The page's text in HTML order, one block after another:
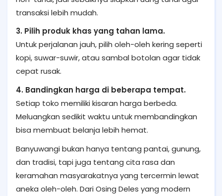
transaksi lebih mudah.
3. Pilih produk khas yang tahan lama.
Untuk perjalanan jauh, pilih oleh-oleh kering seperti
kopi, suwar-suwir, atau sambal botolan agar tidak
cepat rusak.
4. Bandingkan harga di beberapa tempat.
Setiap toko memiliki kisaran harga berbeda.
Meluangkan sedikit waktu untuk membandingkan
bisa membuat belanja lebih hemat.
Banyuwangi bukan hanya tentang pantai, gunung,
dan tradisi, tapi juga tentang cita rasa dan
keramahan masyarakatnya yang tercermin lewat
aneka oleh-oleh. Dari Osing Deles yang modern